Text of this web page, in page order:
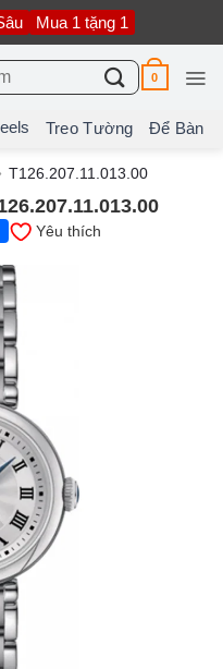
Mua 1 tặng 1
0
Treo Tường Để Bàn
T126.207.11.013.00
Yêu thích